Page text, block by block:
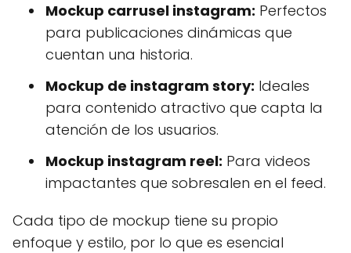
Mockup carrusel instagram: Perfectos
para publicaciones dinámicas que
cuentan una historia.
Mockup de instagram story: Ideales
para contenido atractivo que capta la
atención de los usuarios.
Mockup instagram reel: Para videos
impactantes que sobresalen en el feed.
Cada tipo de mockup tiene su propio
enfoque y estilo, por lo que es esencial